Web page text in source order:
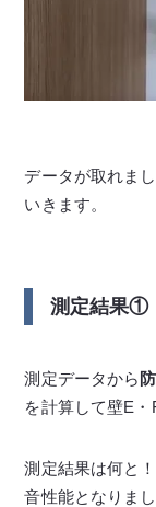
データが取れま
いきます。
測定結果①
測定データから
を計算して壁E・
測定結果は何と！
音性能となりまし